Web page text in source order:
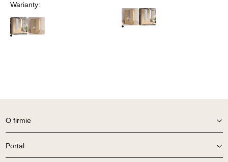
Adres e-mail:
799,00 zł
Warianty:
O firmie
Portal